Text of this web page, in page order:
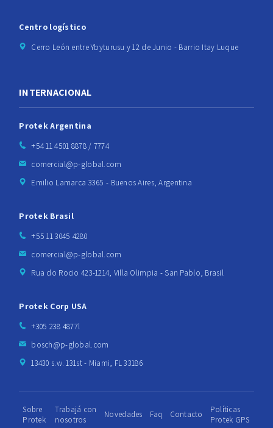
Centro logístico
Cerro León entre Ybyturusu y 12 de Junio - Barrio Itay Luque
INTERNACIONAL
Protek Argentina
+54 11 4501 8878 / 7774
comercial@p-global.com
Emilio Lamarca 3365 - Buenos Aires, Argentina
Protek Brasil
+55 11 3045 4280
comercial@p-global.com
Rua do Rocio 423-1214, Villa Olimpia - San Pablo, Brasil
Protek Corp USA
+305 238 4877l
bosch@p-global.com
13430 s.w. 131st - Miami, FL 33186
Sobre
Protek
Trabajá con
nosotros
Novedades Faq Contacto
Políticas
Protek GPS